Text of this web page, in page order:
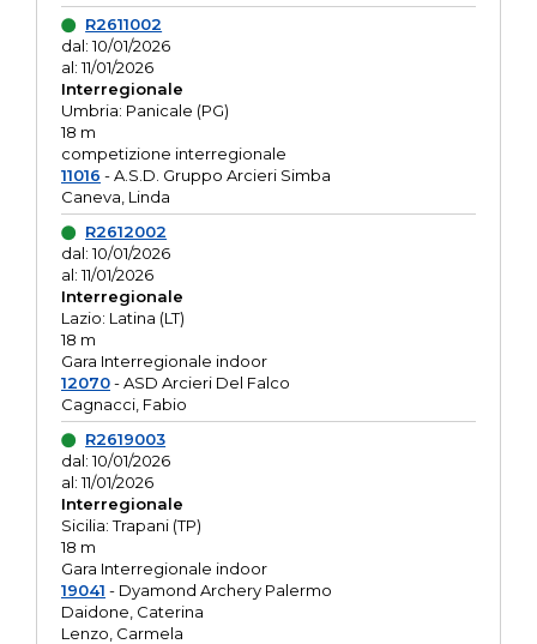
R2611002
dal: 10/01/2026
al: 11/01/2026
Interregionale
Umbria: Panicale (PG)
18 m
competizione interregionale
11016 - A.S.D. Gruppo Arcieri Simba
Caneva, Linda
R2612002
dal: 10/01/2026
al: 11/01/2026
Interregionale
Lazio: Latina (LT)
18 m
Gara Interregionale indoor
12070- ASD Arcieri Del Falco
Cagnacci, Fabio
R2619003
dal: 10/01/2026
al: 11/01/2026
Interregionale
Sicilia: Trapani (TP)
18 m
Gara Interregionale indoor
19041 - Dyamond Archery Palermo
Daidone, Caterina
Lenzo, Carmela